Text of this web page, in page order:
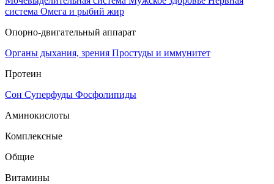
система Омега и рыбий жир
Опорно-двигательный аппарат
Органы дыхания, зрения Простуды и иммунитет
Протеин
Сон Суперфуды Фосфолипиды
Аминокислоты
Комплексные
Общие
Витамины